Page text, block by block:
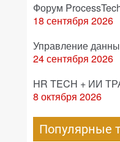
Форум
18 сентября 2026
Управление
24 сентября 2026
HR TECH + ИИ
8 октября 2026
Популярные